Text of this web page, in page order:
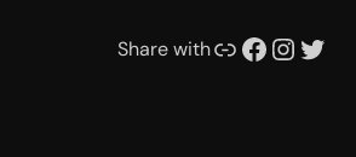
Share withΣυνδέσμου Facebook Instagram Twitter